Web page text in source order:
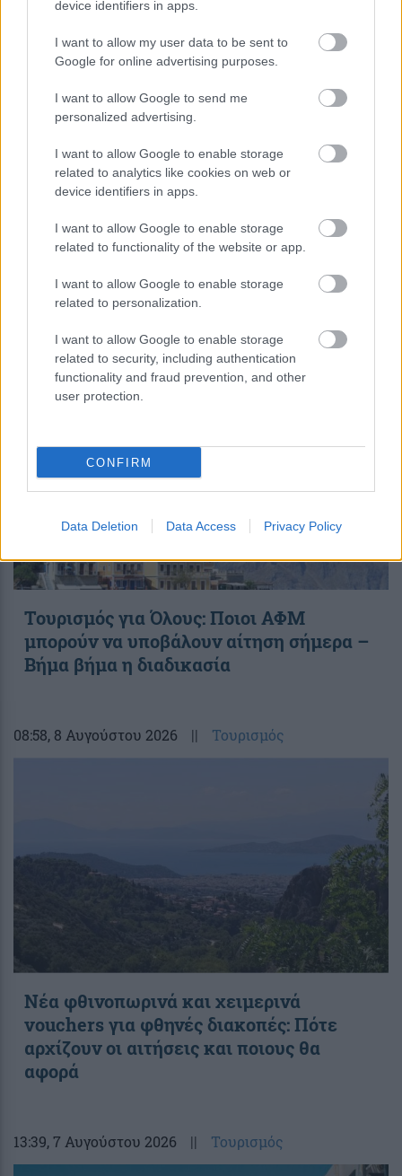
device identifiers in apps.
I want to allow my user data to be sent to
Google for online advertising purposes.
I want to allow Google to send me
personalized advertising.
I want to allow Google to enable storage
related to analytics like cookies on web or
device identifiers in apps.
I want to allow Google to enable storage
related to functionality of the website or app.
I want to allow Google to enable storage
related to personalization.
I want to allow Google to enable storage
related to security, including authentication
functionality and fraud prevention, and other
user protection.
CONFIRM
Data Deletion Data Access Privacy Policy
Ψεύτικα PDF και εφαρμογές
συνομιλίας μετατρέπουν υπολογιστές
κατασκοπείας
περισσότερα
Τουρισμός
Τουρισμός για Όλους: Ποιοι ΑΦΜ
μπορούν να υποβάλουν αίτηση σήμερα –
Βήμα βήμα η διαδικασία
08:58, 8 Αυγούστου 2026 || Τουρισμός
Νέα φθινοπωρινά και χειμερινά
vouchers για φθηνές διακοπές: Πότε
αρχίζουν οι αιτήσεις και ποιους θα
αφορά
13:39, 7 Αυγούστου 2026 || Τουρισμός